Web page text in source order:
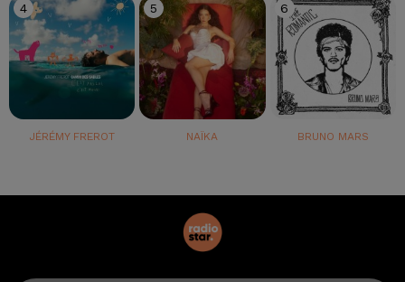
4
JÉRÉMY FREROT
5
NAÏKA
6
BRUNO MARS